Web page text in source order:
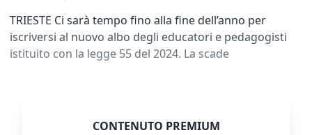
TRIESTE Ci sarà tempo fino alla fine dell’anno per
iscriversi al nuovo albo degli educatori e pedagogisti
istituito con la legge 55 del 2024. La scade
CONTENUTO PREMIUM